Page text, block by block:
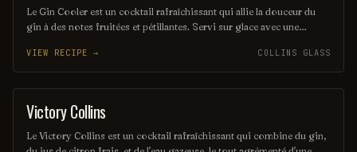
Le Gin Cooler est un cocktail rafraîchissant qui allie la douceur du
gin à des notes fruitées et pétillantes. Servi sur glace avec une
d'été. Sa légèreté et son goût équilibré en font un incontournable des
apéritifs.
VIEW RECIPE → COLLINS GLASS
ORDINARY DRINK
Victory Collins
Le Victory Collins est un cocktail rafraîchissant qui combine du gin,